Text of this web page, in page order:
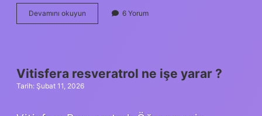
Devamını okuyun
ilmi
6 Yorum
Vitisfera resveratrol ne işe yarar ?
Tarih: Şubat 11, 2026